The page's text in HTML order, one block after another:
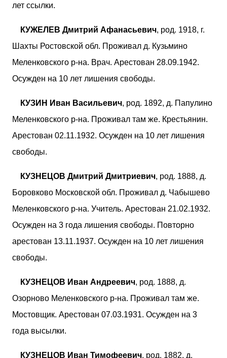
лет ссылки.
КУЖЕЛЕВ Дмитрий Афанасьевич, род. 1918, г.
Шахты Ростовской обл. Проживал д. Кузьмино
Меленковского р-на. Врач. Арестован 28.09.1942.
Осужден на 10 лет лишения свободы.
КУЗИН Иван Васильевич, род. 1892, д. Папулино
Меленковского р-на. Проживал там же. Крестьянин.
Арестован 02.11.1932. Осужден на 10 лет лишения
свободы.
КУЗНЕЦОВ Дмитрий Дмитриевич, род. 1888, д.
Боровково Московской обл. Проживал д. Чабышево
Меленковского р-на. Учитель. Арестован 21.02.1932.
Осужден на 3 года лишения свободы. Повторно
арестован 13.11.1937. Осужден на 10 лет лишения
свободы.
КУЗНЕЦОВ Иван Андреевич, род. 1888, д.
Озорново Меленковского р-на. Проживал там же.
Мостовщик. Арестован 07.03.1931. Осужден на 3
года высылки.
КУЗНЕЦОВ Иван Тимофеевич, род. 1882, д.